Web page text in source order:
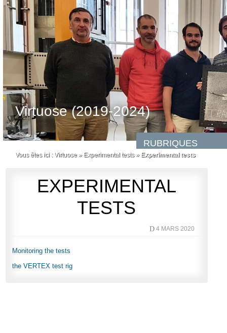
Virtuose (2019-2024)
Vous êtes ici : Virtuose» Experimental tests» Experimental tests
EXPERIMENTAL
TESTS
D 4 MARS 2020
Monitoring the tests
the VERTEX test rig